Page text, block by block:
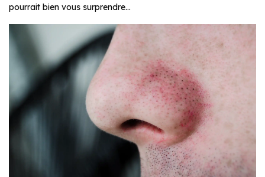
pourrait bien vous surprendre…